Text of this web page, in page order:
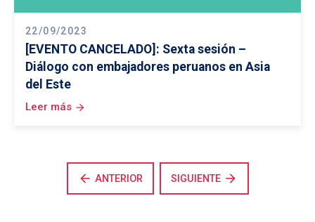
22/09/2023
[EVENTO CANCELADO]: Sexta sesión –
Diálogo con embajadores peruanos en Asia
del Este
Leer más arrow_forward
arrow_back ANTERIOR SIGUIENTE arrow_forward